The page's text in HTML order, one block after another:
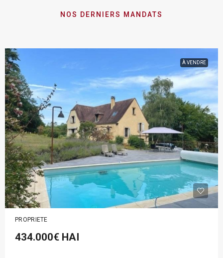
NOS DERNIERS MANDATS
À VENDRE
PROPRIETE
434.000€ HAI